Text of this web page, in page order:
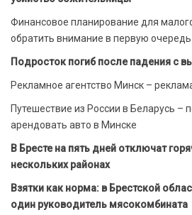
Финансовое планирование для
обратить внимание в первую очередь
Подросток погиб после падения с
Рекламное агентство Минск –
Путешествие из России в Беларусь –
арендовать авто в Минске
В Бресте на пять дней отключат
нескольких районах
Взятки как норма: в Брестской
один руководитель мясокомбината